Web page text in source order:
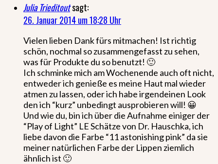
Julia Trieditoutsagt:
26. Januar 2014 um 18:28 Uhr
Vielen lieben Dank fürs mitmachen! Ist richtig
schön, nochmal so zusammengefasst zu sehen,
was für Produkte du so benutzt! 🙂
Ich schminke mich am Wochenende auch oft nicht,
entweder ich genieße es meine Haut mal wieder
atmen zu lassen, oder ich habe irgendeinen Look
den ich “kurz” unbedingt ausprobieren will! 😀
Und wie du, bin ich über die Aufnahme einiger der
“Play of Light” LE Schätze von Dr. Hauschka, ich
liebe davon die Farbe “11 astonishing pink” da sie
meiner natürlichen Farbe der Lippen ziemlich
ähnlich ist 🙂